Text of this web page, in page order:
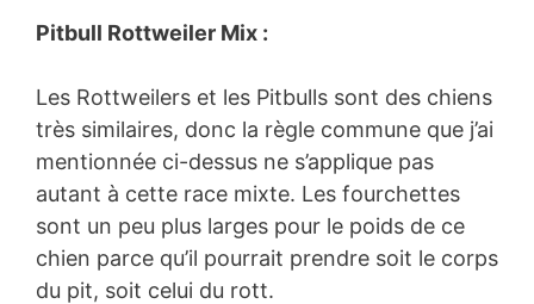
Pitbull Rottweiler Mix :
Les Rottweilers et les Pitbulls sont des chiens
très similaires, donc la règle commune que j’ai
mentionnée ci-dessus ne s’applique pas
autant à cette race mixte. Les fourchettes
sont un peu plus larges pour le poids de ce
chien parce qu’il pourrait prendre soit le corps
du pit, soit celui du rott.